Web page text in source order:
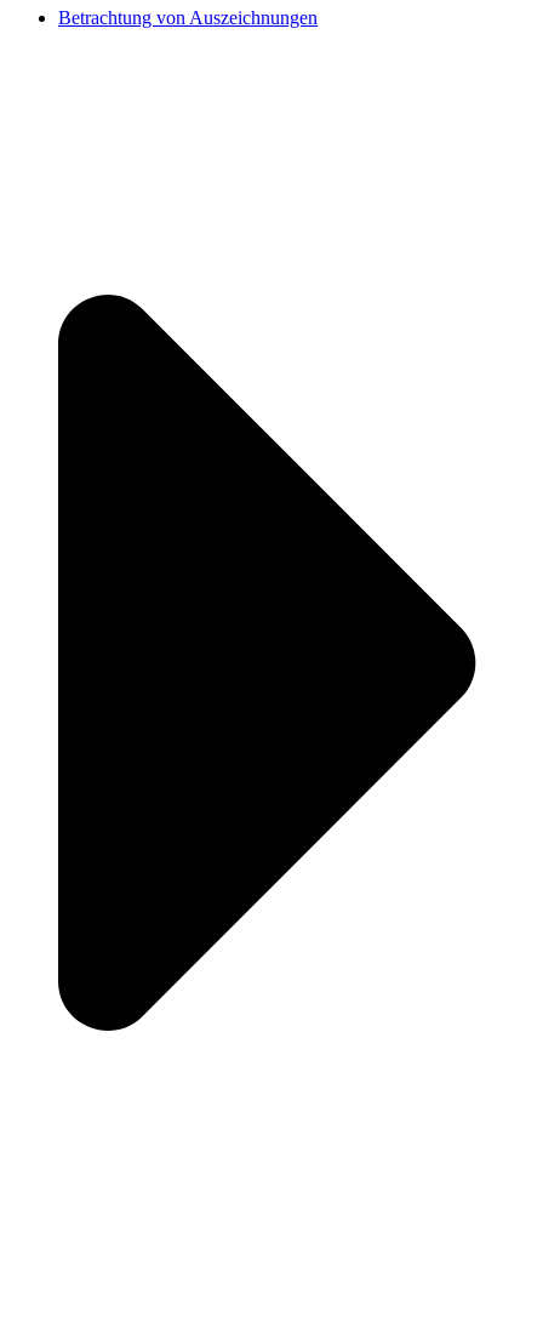
Betrachtung von Auszeichnungen